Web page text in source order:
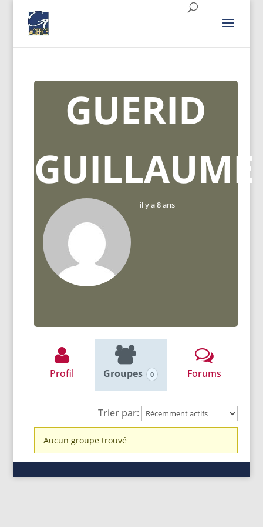
GUERID
GUILLAUME
il y a 8 ans
Profil Groupes 0 Forums
Trier par:
Groupes
du
Aucun groupe trouvé